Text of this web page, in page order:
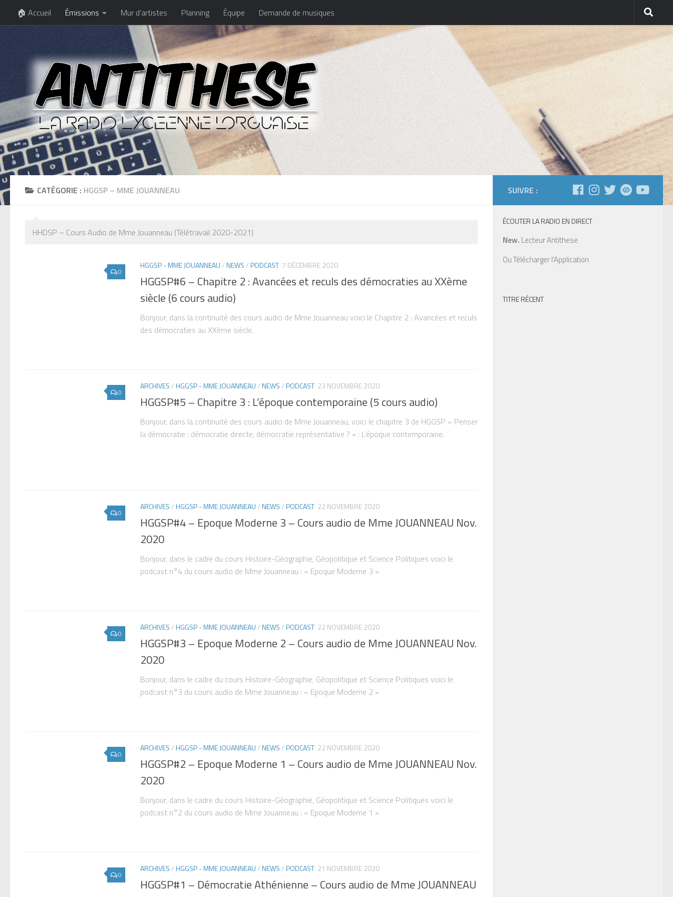
🏠 Accueil Émissions Mur d’artistes Planning Équipe Demande de musiques
CATÉGORIE : HGGSP – MME JOUANNEAU
HHDSP – Cours Audio de Mme Jouanneau (Télétravail 2020-2021)
0
HGGSP - MME JOUANNEAU/NEWS/PODCAST 7 DÉCEMBRE 2020
HGGSP#6 – Chapitre 2 : Avancées et reculs des démocraties au XXème
siècle (6 cours audio)
Bonjour, dans la continuité des cours audio de Mme Jouanneau voici le Chapitre 2 : Avancées et reculs
des démocraties au XXème siècle.
0
ARCHIVES/HGGSP - MME JOUANNEAU/NEWS/PODCAST 23 NOVEMBRE 2020
HGGSP#5 – Chapitre 3 : L’époque contemporaine (5 cours audio)
Bonjour, dans la continuité des cours audio de Mme Jouanneau, voici le chapitre 3 de HGGSP « Penser
la démocratie : démocratie directe, démocratie représentative ? » : L’époque contemporaine.
0
ARCHIVES/HGGSP - MME JOUANNEAU/NEWS/PODCAST 22 NOVEMBRE 2020
HGGSP#4 – Epoque Moderne 3 – Cours audio de Mme JOUANNEAU Nov.
2020
Bonjour, dans le cadre du cours Histoire-Géographie, Géopolitique et Science Politiques voici le
podcast n°4 du cours audio de Mme Jouanneau : « Epoque Moderne 3 »
0
ARCHIVES/HGGSP - MME JOUANNEAU/NEWS/PODCAST 22 NOVEMBRE 2020
HGGSP#3 – Epoque Moderne 2 – Cours audio de Mme JOUANNEAU Nov.
2020
Bonjour, dans le cadre du cours Histoire-Géographie, Géopolitique et Science Politiques voici le
podcast n°3 du cours audio de Mme Jouanneau : « Epoque Moderne 2 »
0
ARCHIVES/HGGSP - MME JOUANNEAU/NEWS/PODCAST 22 NOVEMBRE 2020
HGGSP#2 – Epoque Moderne 1 – Cours audio de Mme JOUANNEAU Nov.
2020
Bonjour, dans le cadre du cours Histoire-Géographie, Géopolitique et Science Politiques voici le
podcast n°2 du cours audio de Mme Jouanneau : « Epoque Moderne 1 »
0
ARCHIVES/HGGSP - MME JOUANNEAU/NEWS/PODCAST 21 NOVEMBRE 2020
HGGSP#1 – Démocratie Athénienne – Cours audio de Mme JOUANNEAU
SUIVRE :
ÉCOUTER LA RADIO EN DIRECT
New. Lecteur Antithese
OuTélécharger l'Application
TITRE RÉCENT